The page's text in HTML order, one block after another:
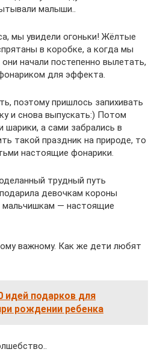
малыши..
мы увидели огоньки! Жёлтые
в коробке, а когда мы
начали постепенно вылетать,
для эффекта.
поэтому пришлось запихивать
и снова выпускать:) Потом
шарики, а сами забрались в
такой праздник на природе, то
настоящие фонарики.
трудный путь
девочкам короны
мальчишкам — настоящие
важному. Как же дети любят
идей подарков для
рождении ребенка